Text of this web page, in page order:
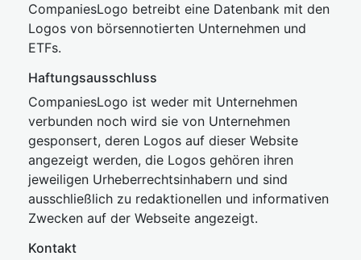
CompaniesLogo betreibt eine Datenbank mit den
Logos von börsennotierten Unternehmen und
ETFs.
Haftungsausschluss
CompaniesLogo ist weder mit Unternehmen
verbunden noch wird sie von Unternehmen
gesponsert, deren Logos auf dieser Website
angezeigt werden, die Logos gehören ihren
jeweiligen Urheberrechtsinhabern und sind
ausschließlich zu redaktionellen und informativen
Zwecken auf der Webseite angezeigt.
Kontakt